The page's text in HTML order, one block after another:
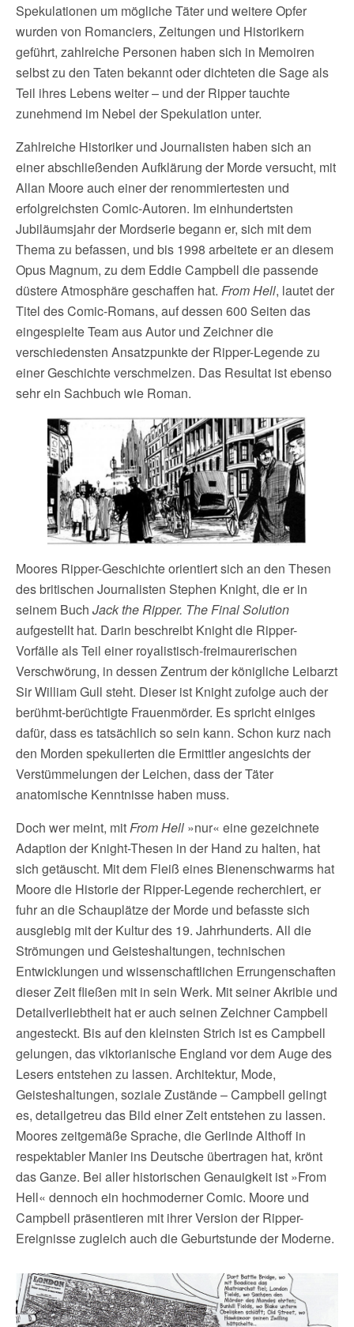
Spekulationen um mögliche Täter und weitere Opfer
wurden von Romanciers, Zeitungen und Historikern
geführt, zahlreiche Personen haben sich in Memoiren
selbst zu den Taten bekannt oder dichteten die Sage als
Teil ihres Lebens weiter – und der Ripper tauchte
zunehmend im Nebel der Spekulation unter.
Zahlreiche Historiker und Journalisten haben sich an
einer abschließenden Aufklärung der Morde versucht, mit
Allan Moore auch einer der renommiertesten und
erfolgreichsten Comic-Autoren. Im einhundertsten
Jubiläumsjahr der Mordserie begann er, sich mit dem
Thema zu befassen, und bis 1998 arbeitete er an diesem
Opus Magnum, zu dem Eddie Campbell die passende
düstere Atmosphäre geschaffen hat. From Hell, lautet der
Titel des Comic-Romans, auf dessen 600 Seiten das
eingespielte Team aus Autor und Zeichner die
verschiedensten Ansatzpunkte der Ripper-Legende zu
einer Geschichte verschmelzen. Das Resultat ist ebenso
sehr ein Sachbuch wie Roman.
Moores Ripper-Geschichte orientiert sich an den Thesen
des britischen Journalisten Stephen Knight, die er in
seinem Buch Jack the Ripper. The Final Solution
aufgestellt hat. Darin beschreibt Knight die Ripper-
Vorfälle als Teil einer royalistisch-freimaurerischen
Verschwörung, in dessen Zentrum der königliche Leibarzt
Sir William Gull steht. Dieser ist Knight zufolge auch der
berühmt-berüchtigte Frauenmörder. Es spricht einiges
dafür, dass es tatsächlich so sein kann. Schon kurz nach
den Morden spekulierten die Ermittler angesichts der
Verstümmelungen der Leichen, dass der Täter
anatomische Kenntnisse haben muss.
Doch wer meint, mitFrom Hell »nur« eine gezeichnete
Adaption der Knight-Thesen in der Hand zu halten, hat
sich getäuscht. Mit dem Fleiß eines Bienenschwarms hat
Moore die Historie der Ripper-Legende recherchiert, er
fuhr an die Schauplätze der Morde und befasste sich
ausgiebig mit der Kultur des 19. Jahrhunderts. All die
Strömungen und Geisteshaltungen, technischen
Entwicklungen und wissenschaftlichen Errungenschaften
dieser Zeit fließen mit in sein Werk. Mit seiner Akribie und
Detailverliebtheit hat er auch seinen Zeichner Campbell
angesteckt. Bis auf den kleinsten Strich ist es Campbell
gelungen, das viktorianische England vor dem Auge des
Lesers entstehen zu lassen. Architektur, Mode,
Geisteshaltungen, soziale Zustände – Campbell gelingt
es, detailgetreu das Bild einer Zeit entstehen zu lassen.
Moores zeitgemäße Sprache, die Gerlinde Althoff in
respektabler Manier ins Deutsche übertragen hat, krönt
das Ganze. Bei aller historischen Genauigkeit ist »From
Hell« dennoch ein hochmoderner Comic. Moore und
Campbell präsentieren mit ihrer Version der Ripper-
Ereignisse zugleich auch die Geburtstunde der Moderne.